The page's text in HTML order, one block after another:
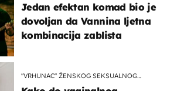
Jedan efektan komad bio je
dovoljan da Vannina ljetna
kombinacija zablista
"VRHUNAC" ŽENSKOG SEKSUALNOG